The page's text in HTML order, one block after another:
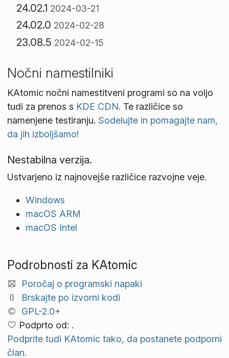
24.02.1 2024-03-21
24.02.0 2024-02-28
23.08.5 2024-02-15
Nočni namestilniki
KAtomic nočni namestitveni programi so na voljo
tudi za prenos s KDE CDN. Te različice so
namenjene testiranju. Sodelujte in pomagajte nam,
da jih izboljšamo!
Nestabilna verzija.
Ustvarjeno iz najnovejše različice razvojne veje.
Windows
macOS ARM
macOS Intel
Podrobnosti za KAtomic
Poročaj o programski napaki
Brskajte po izvorni kodi
GPL-2.0+
Podprto od: .
Podprite tudi KAtomic tako, da postanete podporni
član.